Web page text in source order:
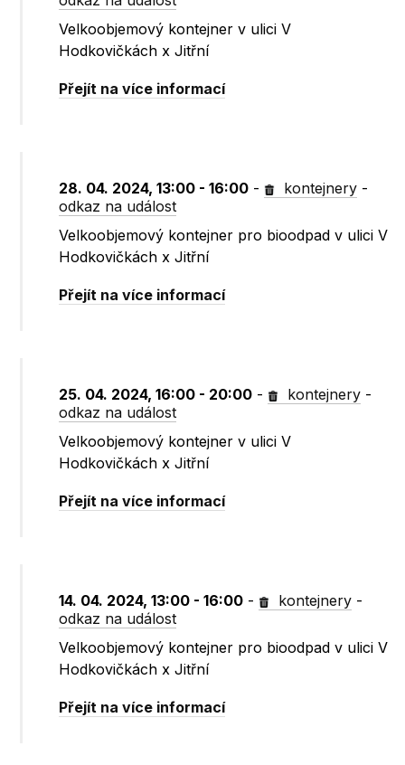
Velkoobjemový kontejner v ulici V
Hodkovičkách x Jitřní
Přejít na více informací
28. 04. 2024, 13:00 - 16:00 - kontejnery -
odkaz na událost
Velkoobjemový kontejner pro bioodpad v ulici V
Hodkovičkách x Jitřní
Přejít na více informací
25. 04. 2024, 16:00 - 20:00 - kontejnery -
odkaz na událost
Velkoobjemový kontejner v ulici V
Hodkovičkách x Jitřní
Přejít na více informací
14. 04. 2024, 13:00 - 16:00 - kontejnery -
odkaz na událost
Velkoobjemový kontejner pro bioodpad v ulici V
Hodkovičkách x Jitřní
Přejít na více informací